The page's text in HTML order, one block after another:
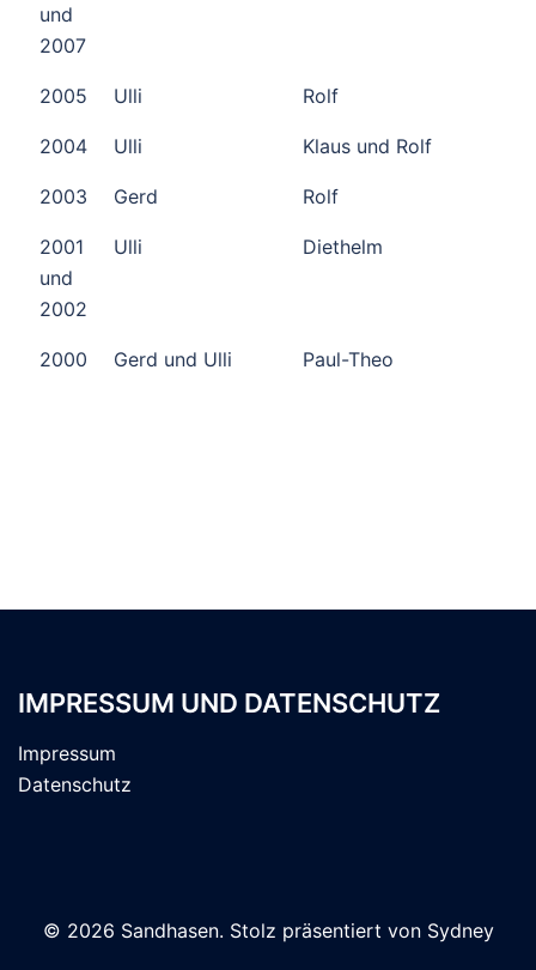
und
2007
2005 Ulli Rolf
2004 Ulli Klaus und Rolf
2003 Gerd Rolf
2001
und
2002
Ulli Diethelm
2000 Gerd und Ulli Paul-Theo
IMPRESSUM UND DATENSCHUTZ
Impressum
Datenschutz
© 2026 Sandhasen. Stolz präsentiert von Sydney